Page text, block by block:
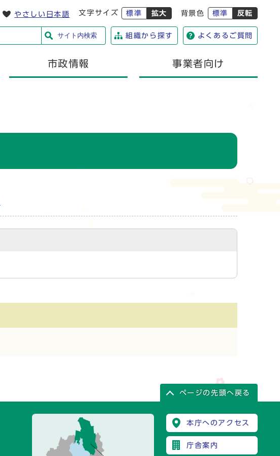
やさしい日本語 文字サイズ 標準 拡大 背景色 標準 反転
サイト内検索 組織から探す よくあるご質問
市政情報 事業者向け
ページの先頭へ戻る
本庁へのアクセス
庁舎案内